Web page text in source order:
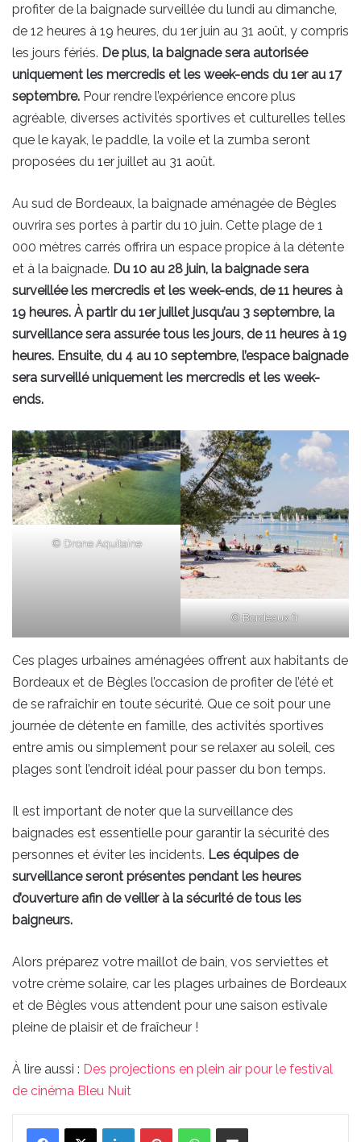
profiter de la baignade surveillée du lundi au dimanche,
de 12 heures à 19 heures, du 1er juin au 31 août, y compris
les jours fériés. De plus, la baignade sera autorisée
uniquement les mercredis et les week-ends du 1er au 17
septembre. Pour rendre l’expérience encore plus
agréable, diverses activités sportives et culturelles telles
que le kayak, le paddle, la voile et la zumba seront
proposées du 1er juillet au 31 août.
Au sud de Bordeaux, la baignade aménagée de Bègles
ouvrira ses portes à partir du 10 juin. Cette plage de 1
000 mètres carrés offrira un espace propice à la détente
et à la baignade. Du 10 au 28 juin, la baignade sera
surveillée les mercredis et les week-ends, de 11 heures à
19 heures. À partir du 1er juillet jusqu’au 3 septembre, la
surveillance sera assurée tous les jours, de 11 heures à 19
heures. Ensuite, du 4 au 10 septembre, l’espace baignade
sera surveillé uniquement les mercredis et les week-
ends.
© Drone Aquitaine
© Bordeaux.fr
Ces plages urbaines aménagées offrent aux habitants de
Bordeaux et de Bègles l’occasion de profiter de l’été et
de se rafraîchir en toute sécurité. Que ce soit pour une
journée de détente en famille, des activités sportives
entre amis ou simplement pour se relaxer au soleil, ces
plages sont l’endroit idéal pour passer du bon temps.
Il est important de noter que la surveillance des
baignades est essentielle pour garantir la sécurité des
personnes et éviter les incidents. Les équipes de
surveillance seront présentes pendant les heures
d’ouverture afin de veiller à la sécurité de tous les
baigneurs.
Alors préparez votre maillot de bain, vos serviettes et
votre crème solaire, car les plages urbaines de Bordeaux
et de Bègles vous attendent pour une saison estivale
pleine de plaisir et de fraîcheur !
À lire aussi : Des projections en plein air pour le festival
de cinéma Bleu Nuit
LinkedinPinterestWhatsAppPartager par email